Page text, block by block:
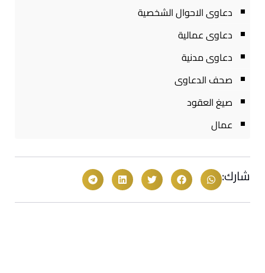
دعاوى الاحوال الشخصية
دعاوى عمالية
دعاوى مدنية
صحف الدعاوى
صيغ العقود
عمال
شارك: